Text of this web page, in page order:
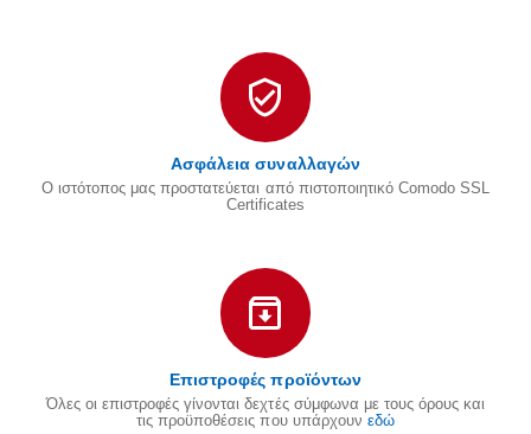
Ασφάλεια συναλλαγών
Ο ιστότοπος μας προστατεύεται από πιστοποιητικό Comodo SSL
Certificates
Επιστροφές προϊόντων
Όλες οι επιστροφές γίνονται δεχτές σύμφωνα με τους όρους και
τις προϋποθέσεις που υπάρχουν εδώ